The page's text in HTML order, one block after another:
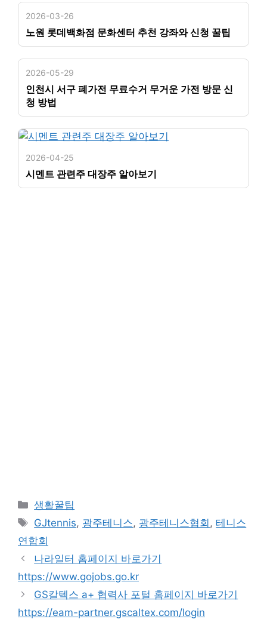
2026-03-26
노원 롯데백화점 문화센터 추천 강좌와 신청 꿀팁
2026-05-29
인천시 서구 폐가전 무료수거 무거운 가전 방문 신
청 방법
2026-04-25
시멘트 관련주 대장주 알아보기
카
테
리
생활꿀팁
태
그
GJtennis, 광주테니스, 광주테니스협회 ,테니스
연합회
나라일터 홈페이지 바로가기
https://www.gojobs.go.kr
GS칼텍스 a+ 협력사 포털 홈페이지 바로가기
https://eam-partner.gscaltex.com/login